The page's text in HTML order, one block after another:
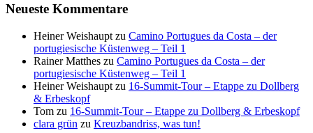
Neueste Kommentare
Heiner Weishaupt zu Camino Portugues da Costa – der
portugiesische Küstenweg – Teil 1
Rainer Matthes zu Camino Portugues da Costa – der
portugiesische Küstenweg – Teil 1
Heiner Weishaupt zu 16‑Summit‑Tour – Etappe zu Dollberg
& Erbeskopf
Tom zu 16‑Summit‑Tour – Etappe zu Dollberg & Erbeskopf
clara grün zu Kreuzbandriss, was tun!